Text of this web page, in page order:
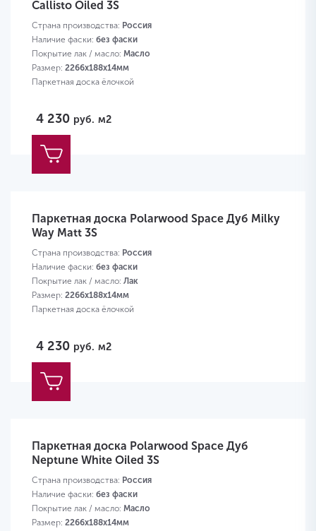
Callisto Oiled 3S
Страна производства: Россия
Наличие фаски: без фаски
Покрытие лак / масло: Масло
Размер: 2266х188х14мм
Паркетная доска ёлочкой
4 230 руб. м2
Паркетная доска Polarwood Space Дуб Milky
Way Matt 3S
Страна производства: Россия
Наличие фаски: без фаски
Покрытие лак / масло: Лак
Размер: 2266х188х14мм
Паркетная доска ёлочкой
4 230 руб. м2
Паркетная доска Polarwood Space Дуб
Neptune White Oiled 3S
Страна производства: Россия
Наличие фаски: без фаски
Покрытие лак / масло: Масло
Размер: 2266х188х14мм